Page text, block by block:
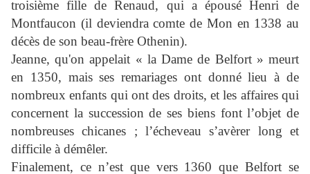
troisième fille de Renaud, qui a épousé Henri de
Montfaucon (il deviendra comte de Mon en 1338 au
décès de son beau-frère Othenin).
Jeanne, qu'on appelait « la Dame de Belfort » meurt
en 1350, mais ses remariages ont donné lieu à de
nombreux enfants qui ont des droits, et les affaires qui
concernent la succession de ses biens font l’objet de
nombreuses chicanes ; l’écheveau s’avèrer long et
difficile à démêler.
Finalement, ce n’est que vers 1360 que Belfort se